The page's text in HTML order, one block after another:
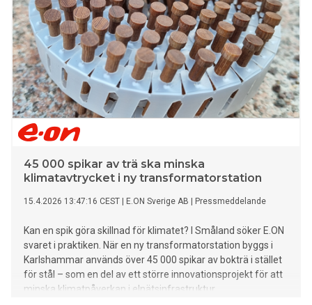
45 000 spikar av trä ska minska
klimatavtrycket i ny transformatorstation
15.4.2026 13:47:16 CEST E.ON Sverige AB Pressmeddelande
Kan en spik göra skillnad för klimatet? I Småland söker E.ON
svaret i praktiken. När en ny transformatorstation byggs i
Karlshammar används över 45 000 spikar av bokträ i stället
för stål – som en del av ett större innovationsprojekt för att
minska klimatpåverkan i elnätsinfrastruktur.